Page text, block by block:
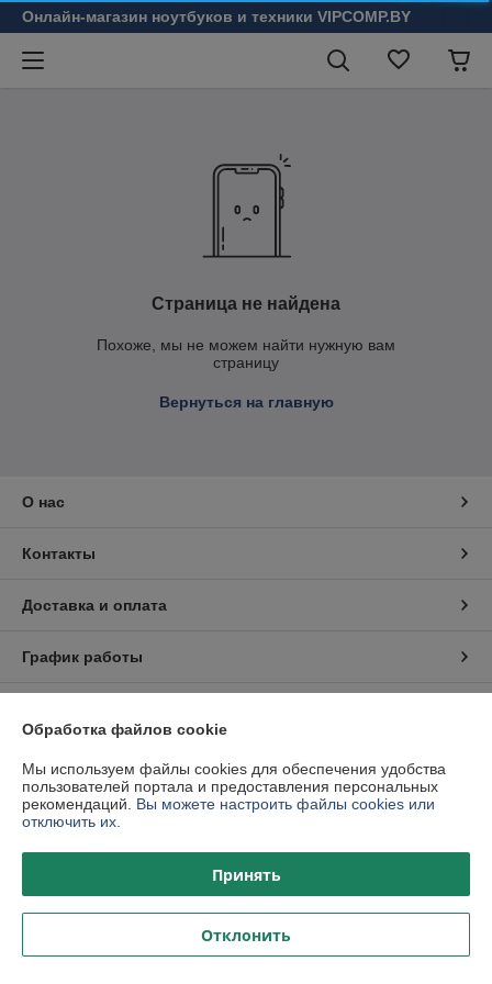
Онлайн-магазин ноутбуков и техники VIPCOMP.BY
Страница не найдена
Похоже, мы не можем найти нужную вам
страницу
Вернуться на главную
О нас
Контакты
Доставка и оплата
График работы
Политика обработки cookies
Сайт создан на платформе Deal.by
Обработка файлов cookie
Мы используем файлы cookies для обеспечения удобства
пользователей портала и предоставления персональных
рекомендаций. Вы можете настроить файлы cookies или
отключить их.
Принять
Отклонить